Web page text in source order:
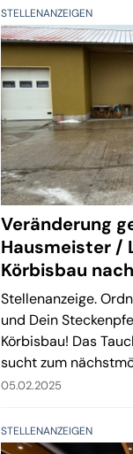
STELLENANZEIGEN
Veränderung
Hausmeister /
Körbisbau
Stellenanzeige.
und Dein
Körbisbau! Das
sucht zum
Hausmeister /
05.02.2025
STELLENANZEIGEN